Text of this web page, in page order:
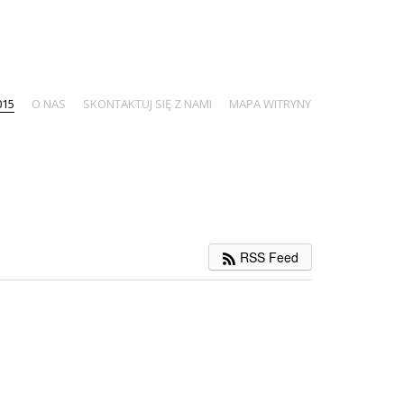
O NAS SKONTAKTUJ SIĘ Z NAMI MAPA WITRYNY
RSS Feed